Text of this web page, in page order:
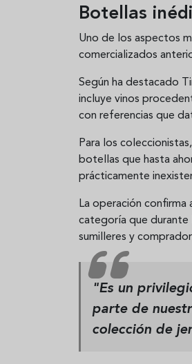
Botellas
Uno de los aspectos
comercializados
Según ha destacado
incluye vinos
con referencias que
Para los
botellas que hasta
prácticamente
La operación confirma
categoría que durante
sumilleres y
"Es un
parte de
colección de